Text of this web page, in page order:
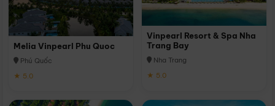
Melia Vinpearl Phu Quoc
Phú Quốc
★ 5.0
Vinpearl Resort & Spa Nha
Trang Bay
Nha Trang
★ 5.0